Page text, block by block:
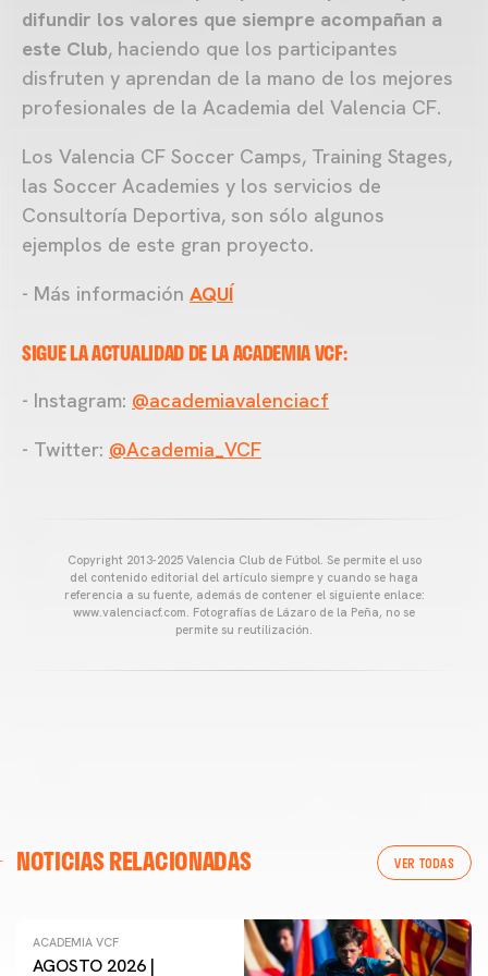
difundir los valores que siempre acompañan a
este Club, haciendo que los participantes
disfruten y aprendan de la mano de los mejores
profesionales de la Academia del Valencia CF.
Los Valencia CF Soccer Camps, Training Stages,
las Soccer Academies y los servicios de
Consultoría Deportiva, son sólo algunos
ejemplos de este gran proyecto.
- Más información AQUÍ
SIGUE LA ACTUALIDAD DE LA ACADEMIA VCF:
- Instagram: @academiavalenciacf
- Twitter: @Academia_VCF
Copyright 2013-2025 Valencia Club de Fútbol. Se permite el uso
del contenido editorial del artículo siempre y cuando se haga
referencia a su fuente, además de contener el siguiente enlace:
www.valenciacf.com. Fotografías de Lázaro de la Peña, no se
permite su reutilización.
NOTICIAS RELACIONADAS VER TODAS
ACADEMIA VCF
AGOSTO 2026 |
ACADEMIA VCF